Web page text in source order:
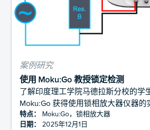
案例研究
使用 Moku:Go 教授锁定检测
了解印度理工学院马德拉斯分校的学
Moku:Go 获得使用锁相放大器仪器的
特点：
Moku:Go，锁相放大器
日期：
2025年12月1日